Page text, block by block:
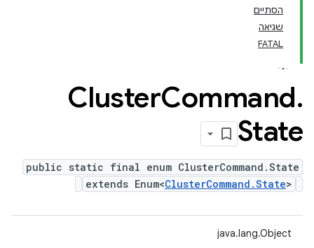
הסתיים
שגיאה
FATAL
ClusterCommand.
State
public static final enum ClusterCommand.State
extends Enum<ClusterCommand.State>
java.lang.Object